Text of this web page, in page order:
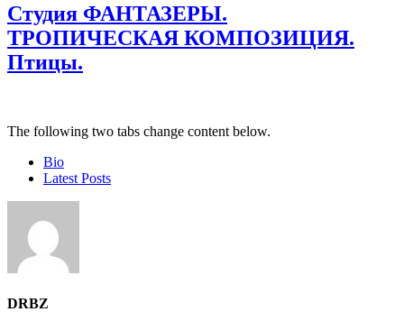
Студия ФАНТАЗЕРЫ.
ТРОПИЧЕСКАЯ КОМПОЗИЦИЯ.
Птицы.
The following two tabs change content below.
Bio
Latest Posts
DRBZ